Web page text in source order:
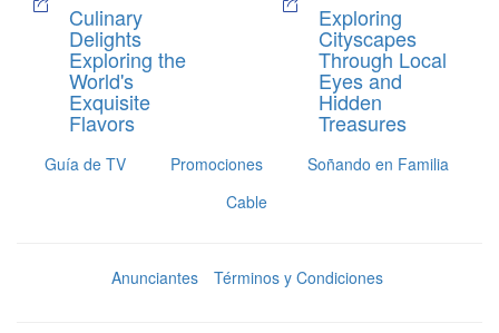
Culinary
Delights
Exploring the
World's
Exquisite
Flavors
Exploring
Cityscapes
Through Local
Eyes and
Hidden
Treasures
Guía de TV Promociones
Soñando en Familia
Cable
Anunciantes Términos y Condiciones